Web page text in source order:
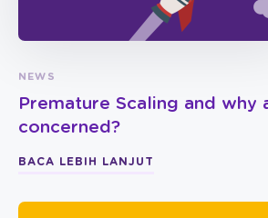
NEWS
Premature Scaling and why
concerned?
BACA LEBIH LANJUT